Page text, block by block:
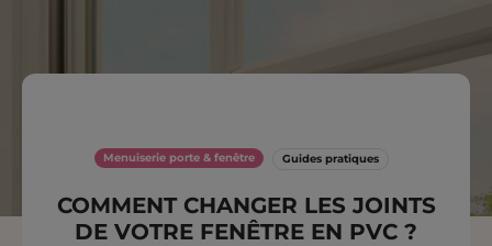
Menuiserie porte & fenêtre Guides pratiques
COMMENT CHANGER LES JOINTS
DE VOTRE FENÊTRE EN PVC ?